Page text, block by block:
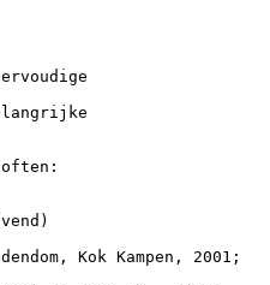
Kok Kampen, 2001;